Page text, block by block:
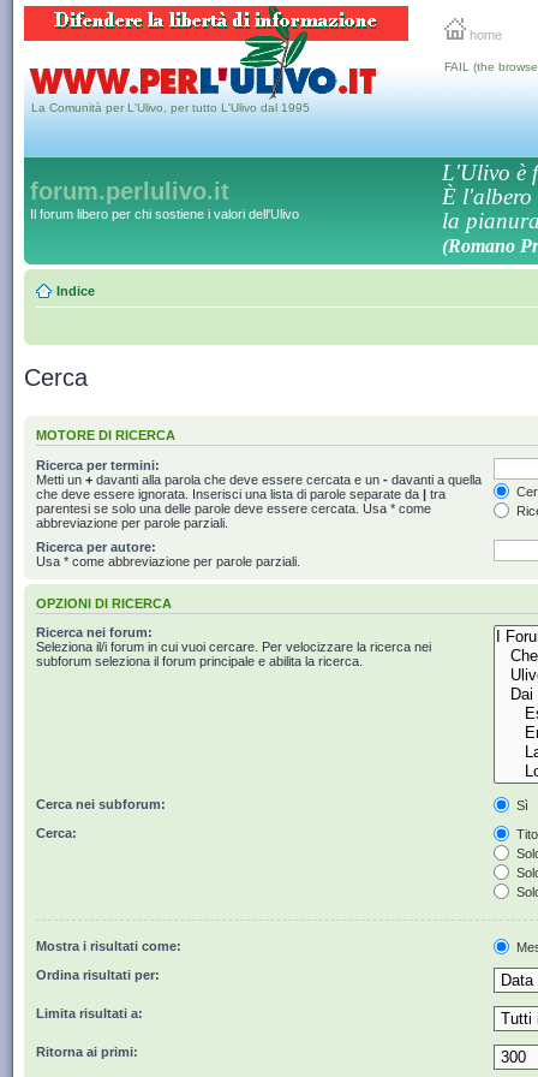
home
La Comunità per L'Ulivo, per tutto L'Ulivo dal 1995
FAIL (the
forum.perlulivo.it
Il forum libero per chi sostiene i valori dell'Ulivo
L'Ulivo è
È l'albero
la
(Romano
Indice
Cerca
MOTORE DI RICERCA
Ricerca per termini:
Metti un + davanti alla parola che deve essere cercata e un - davanti a quella
che deve essere ignorata. Inserisci una lista di parole separate da | tra
parentesi se solo una delle parole deve essere cercata. Usa * come
abbreviazione per parole parziali.
Ricerca per autore:
Usa * come abbreviazione per parole parziali.
OPZIONI DI RICERCA
Ricerca nei forum:
Seleziona il/i forum in cui vuoi cercare. Per velocizzare la ricerca nei
subforum seleziona il forum principale e abilita la ricerca.
Cerca nei subforum:
Sì
Cerca:
Mostra i risultati come:
Ordina risultati per:
Limita risultati a:
Ritorna ai primi: